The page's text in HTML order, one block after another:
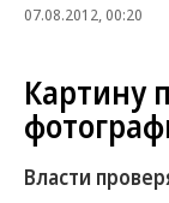
07.08.2012, 00:20
Картину
Власти